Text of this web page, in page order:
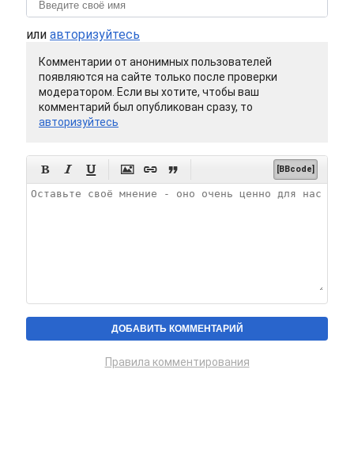
или авторизуйтесь
Комментарии от анонимных пользователей
появляются на сайте только после проверки
модератором. Если вы хотите, чтобы ваш
комментарий был опубликован сразу, то
авторизуйтесь
      [BBcode]
Правила комментирования